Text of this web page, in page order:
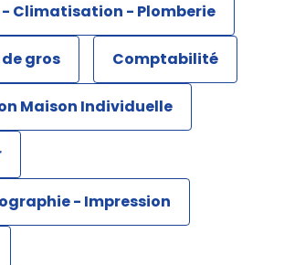
Climatisation - Plomberie
gros Comptabilité
Maison Individuelle
- Impression